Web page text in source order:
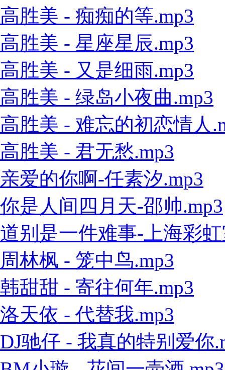
高胜美 - 痴痴的等.mp3
高胜美 - 星座星辰.mp3
高胜美 - 又是细雨.mp3
高胜美 - 绿岛小夜曲.mp3
高胜美 - 难忘的初恋情人
高胜美 - 君无愁.mp3
亲爱的你啊-任素汐.mp3
你是人间四月天-邵帅.mp3
道别是一件难事-上海彩
周林枫 - 笼中鸟.mp3
韩甜甜 - 寄往何年.mp3
洛天依 - 代替我.mp3
DJ驰仔 - 我真的特别爱你